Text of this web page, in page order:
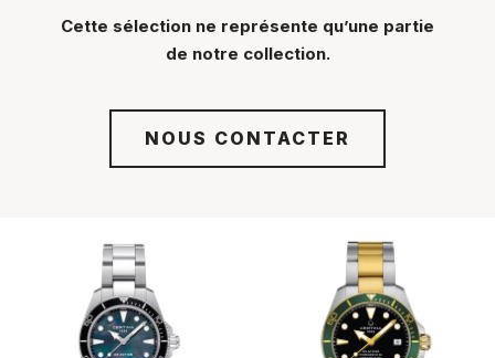
Cette sélection ne représente qu’une partie
de notre collection.
NOUS CONTACTER